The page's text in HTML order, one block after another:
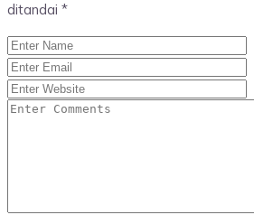
ditandai *